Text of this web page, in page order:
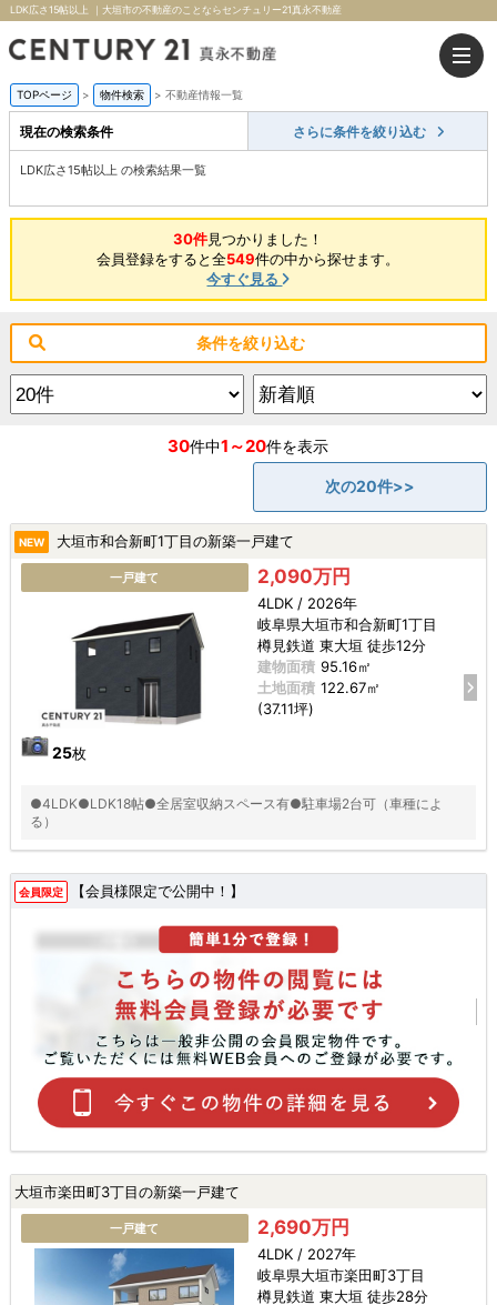
LDK広さ15帖以上 ｜大垣市の不動産のことならセンチュリー21真永不動産
TOPページ > 物件検索 > 不動産情報一覧
現在の検索条件 さらに条件を絞り込む
LDK広さ15帖以上 の検索結果一覧
30件見つかりました！
会員登録をすると全549件の中から探せます。
今すぐ見る
条件を絞り込む
30件中1～20件を表示
次の20件>>
NEW 大垣市和合新町1丁目の新築一戸建て
一戸建て
25枚
2,090万円
4LDK / 2026年
岐阜県大垣市和合新町1丁目
樽見鉄道 東大垣 徒歩12分
建物面積 95.16㎡
土地面積 122.67㎡
(37.11坪)
●4LDK●LDK18帖●全居室収納スペース有●駐車場2台可（車種によ
る）
会員限定 【会員様限定で公開中！】
大垣市楽田町3丁目の新築一戸建て
一戸建て 2,690万円
4LDK / 2027年
岐阜県大垣市楽田町3丁目
樽見鉄道 東大垣 徒歩28分